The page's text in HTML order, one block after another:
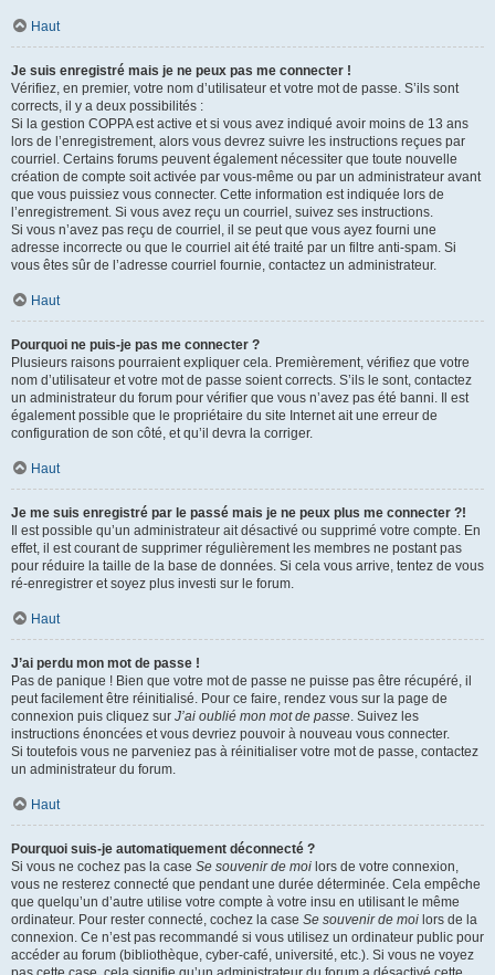
Haut
Je suis enregistré mais je ne peux pas me connecter !
Vérifiez, en premier, votre nom d’utilisateur et votre mot de passe. S’ils sont
corrects, il y a deux possibilités :
Si la gestion COPPA est active et si vous avez indiqué avoir moins de 13 ans
lors de l’enregistrement, alors vous devrez suivre les instructions reçues par
courriel. Certains forums peuvent également nécessiter que toute nouvelle
création de compte soit activée par vous-même ou par un administrateur avant
que vous puissiez vous connecter. Cette information est indiquée lors de
l’enregistrement. Si vous avez reçu un courriel, suivez ses instructions.
Si vous n’avez pas reçu de courriel, il se peut que vous ayez fourni une
adresse incorrecte ou que le courriel ait été traité par un filtre anti-spam. Si
vous êtes sûr de l’adresse courriel fournie, contactez un administrateur.
Haut
Pourquoi ne puis-je pas me connecter ?
Plusieurs raisons pourraient expliquer cela. Premièrement, vérifiez que votre
nom d’utilisateur et votre mot de passe soient corrects. S’ils le sont, contactez
un administrateur du forum pour vérifier que vous n’avez pas été banni. Il est
également possible que le propriétaire du site Internet ait une erreur de
configuration de son côté, et qu’il devra la corriger.
Haut
Je me suis enregistré par le passé mais je ne peux plus me connecter ?!
Il est possible qu’un administrateur ait désactivé ou supprimé votre compte. En
effet, il est courant de supprimer régulièrement les membres ne postant pas
pour réduire la taille de la base de données. Si cela vous arrive, tentez de vous
ré-enregistrer et soyez plus investi sur le forum.
Haut
J’ai perdu mon mot de passe !
Pas de panique ! Bien que votre mot de passe ne puisse pas être récupéré, il
peut facilement être réinitialisé. Pour ce faire, rendez vous sur la page de
connexion puis cliquez sur J’ai oublié mon mot de passe. Suivez les
instructions énoncées et vous devriez pouvoir à nouveau vous connecter.
Si toutefois vous ne parveniez pas à réinitialiser votre mot de passe, contactez
un administrateur du forum.
Haut
Pourquoi suis-je automatiquement déconnecté ?
Si vous ne cochez pas la case Se souvenir de moi lors de votre connexion,
vous ne resterez connecté que pendant une durée déterminée. Cela empêche
que quelqu’un d’autre utilise votre compte à votre insu en utilisant le même
ordinateur. Pour rester connecté, cochez la case Se souvenir de moi lors de la
connexion. Ce n’est pas recommandé si vous utilisez un ordinateur public pour
accéder au forum (bibliothèque, cyber-café, université, etc.). Si vous ne voyez